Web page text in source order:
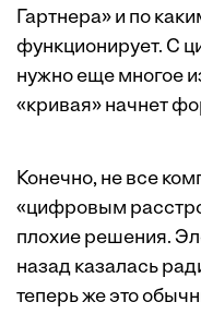
Гартнера» и по
функционирует. С
нужно еще многое
«кривая» начнет
Конечно, не все
«цифровым
плохие решения.
назад казалась
теперь же это